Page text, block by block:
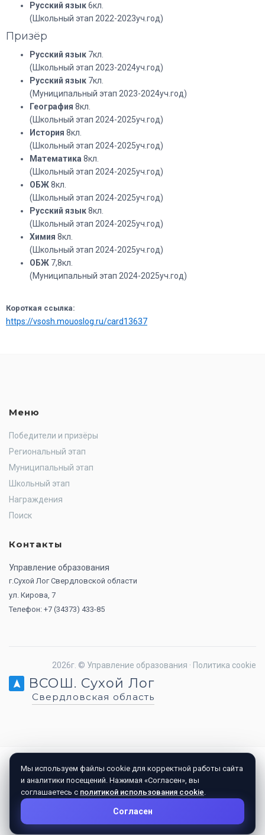
Русский язык6кл.
(Школьный этап 2022-2023уч.год)
Призёр
Русский язык 7кл.
(Школьный этап 2023-2024уч.год)
Русский язык 7кл.
(Муниципальный этап 2023-2024уч.год)
География 8кл.
(Школьный этап 2024-2025уч.год)
История 8кл.
(Школьный этап 2024-2025уч.год)
Математика 8кл.
(Школьный этап 2024-2025уч.год)
ОБЖ8кл.
(Школьный этап 2024-2025уч.год)
Русский язык8кл.
(Школьный этап 2024-2025уч.год)
Химия 8кл.
(Школьный этап 2024-2025уч.год)
ОБЖ 7,8кл.
(Муниципальный этап 2024-2025уч.год)
Короткая ссылка:
https://vsosh.mouoslog.ru/card13637
Меню
Победители и призёры
Региональный этап
Муниципальный этап
Школьный этап
Награждения
Поиск
Контакты
Управление образования
г.Сухой Лог Свердловской области
ул. Кирова, 7
Телефон: +7 (34373) 433-85
2026г. © Управление образования · Политика cookie
ВСОШ. Сухой Лог
Свердловская область
Мы используем файлы cookie для корректной работы сайта
и аналитики посещений. Нажимая «Согласен», вы
соглашаетесь с политикой использования cookie.
Согласен